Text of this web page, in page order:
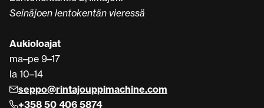
Seinäjoen lentokentän vieressä
Aukioloajat
ma–pe 9–17
la 10–14
seppo@rintajouppimachine.com
+358 50 406 5874